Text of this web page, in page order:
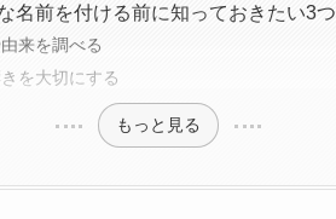
名前を付ける前に知っておきたい3
来を調べる
を大切にする
もっと見る